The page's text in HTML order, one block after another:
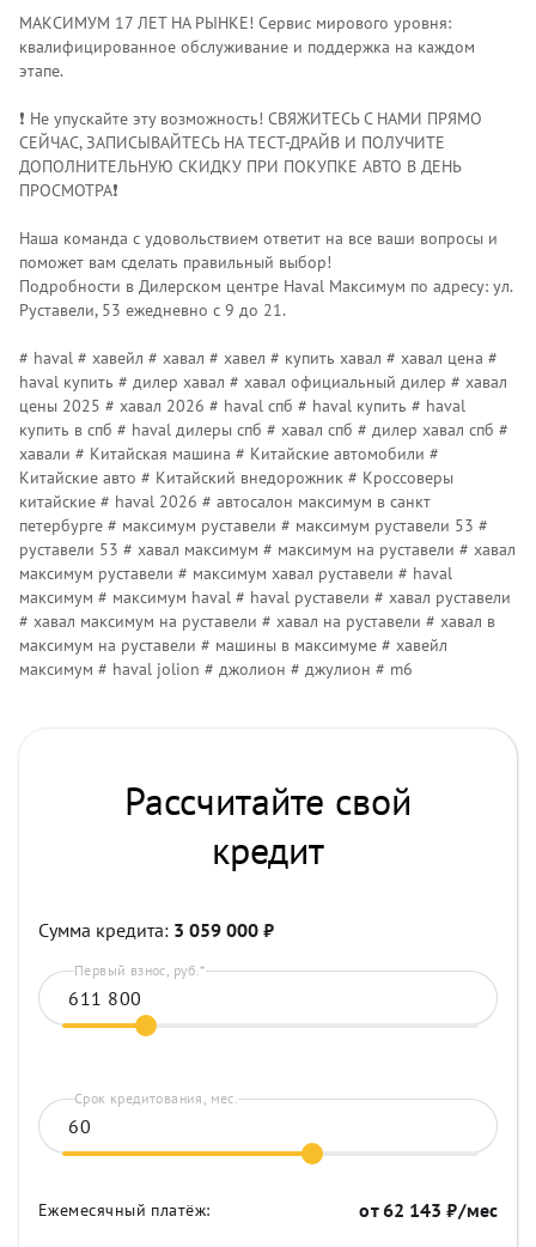
МАКСИМУМ 17 ЛЕТ НА РЫНКЕ! Сервис мирового уровня:
квалифицированное обслуживание и поддержка на каждом
этапе.
❗️ Не упускайте эту возможность! СВЯЖИТЕСЬ С НАМИ ПРЯМО
СЕЙЧАС, ЗАПИСЫВАЙТЕСЬ НА ТЕСТ-ДРАЙВ И ПОЛУЧИТЕ
ДОПОЛНИТЕЛЬНУЮ СКИДКУ ПРИ ПОКУПКЕ АВТО В ДЕНЬ
ПРОСМОТРА❗️
Наша команда с удовольствием ответит на все ваши вопросы и
поможет вам сделать правильный выбор!
Подробности в Дилерском центре Наvаl Максимум по адресу: ул.
Руставели, 53 ежедневно с 9 до 21.
# haval # хавейл # хавал # хавел # купить хавал # хавал цена #
haval купить # дилер хавал # хавал официальный дилер # хавал
цены 2025 # хавал 2026 # haval спб # haval купить # haval
купить в спб # haval дилеры спб # хавал спб # дилер хавал спб #
хавали # Китайская машина # Китайские автомобили #
Китайские авто # Китайский внедорожник # Кроссоверы
китайские # haval 2026 # автосалон максимум в санкт
петербурге # максимум руставели # максимум руставели 53 #
руставели 53 # хавал максимум # максимум на руставели # хавал
максимум руставели # максимум хавал руставели # haval
максимум # максимум haval # haval руставели # хавал руставели
# хавал максимум на руставели # хавал на руставели # хавал в
максимум на руставели # машины в максимуме # хавейл
максимум # haval jolion # джолион # джулион # m6
Рассчитайте свой
кредит
Сумма кредита: 3 059 000 ₽
Первый взнос, руб.*
Срок кредитования, мес.
Ежемесячный платёж: от62 143 ₽/мес